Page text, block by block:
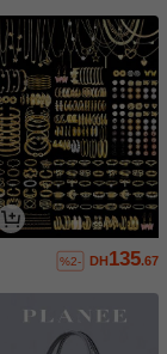
DH135.67
%2-